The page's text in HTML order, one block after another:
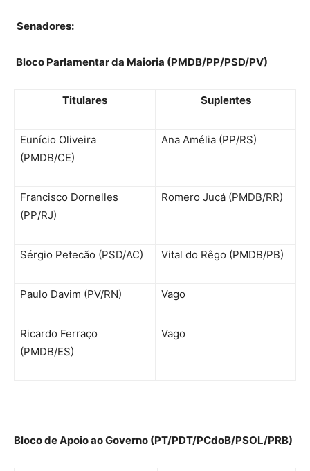
Senadores:
Bloco Parlamentar da Maioria (PMDB/PP/PSD/PV)
Titulares Suplentes
Eunício Oliveira
(PMDB/CE)
Ana Amélia (PP/RS)
Francisco Dornelles
(PP/RJ)
Romero Jucá (PMDB/RR)
Sérgio Petecão (PSD/AC) Vital do Rêgo (PMDB/PB)
Paulo Davim (PV/RN) Vago
Ricardo Ferraço
(PMDB/ES)
Vago
Bloco de Apoio ao Governo (PT/PDT/PCdoB/PSOL/PRB)